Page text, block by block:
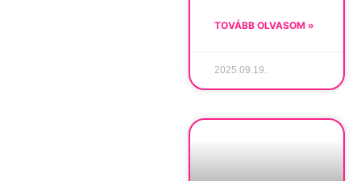
TOVÁBB OLVASOM »
2025.09.19.